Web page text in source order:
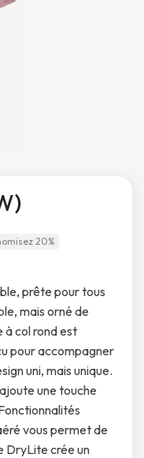
20%
prête pour tous
mais orné de
à col rond est
pour accompagner
uni, mais unique.
une touche
vous permet de
DryLite crée un